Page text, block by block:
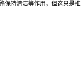
保持清洁等作用，但这只是推